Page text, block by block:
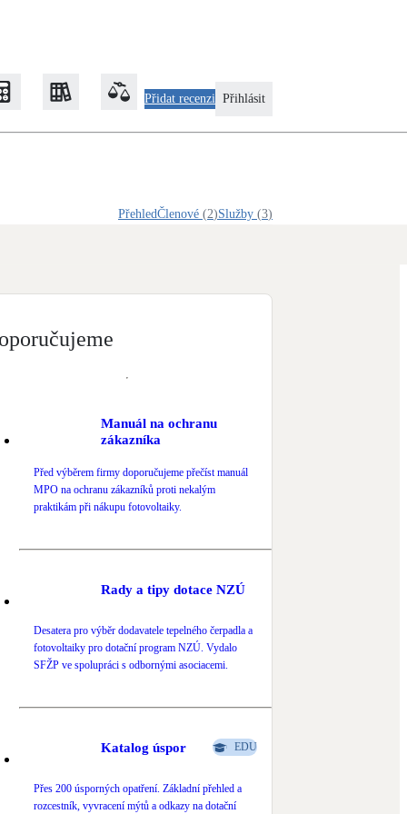
Přidat recenzi Přihlásit
čerpadla na chlazení
Rekonstrukce
Kamna / krby
Doplňkové zdroje vytápění
PřehledČlenové (2)Služby (3)
Manuál na ochranu
zákazníka
Před výběrem firmy doporučujeme přečíst manuál
MPO na ochranu zákazníků proti nekalým
praktikám při nákupu fotovoltaiky.
Rady a tipy dotace NZÚ
Desatera pro výběr dodavatele tepelného čerpadla a
fotovoltaiky pro dotační program NZÚ. Vydalo
SFŽP ve spolupráci s odbornými asociacemi.
Katalog úspor EDU
Přes 200 úsporných opatření. Základní přehled a
rozcestník, vyvracení mýtů a odkazy na dotační